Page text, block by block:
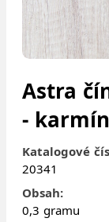
Astra
-
Katalogové
20341
Obsah:
0,3 gramu